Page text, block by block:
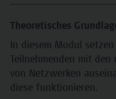
Theoretisches
In diesem Modul
Teilnehmenden mit
von Netzwerken
diese funktionieren.